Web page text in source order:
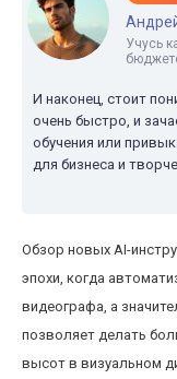
Учусь
И наконец, стоит
очень быстро, и
обучения или
для бизнеса и
Обзор новых AI-
эпохи, когда
видеографа, а
позволяет делать
высот в визуальном